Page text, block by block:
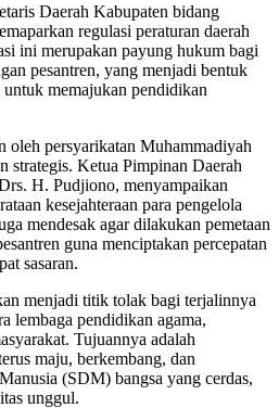
Daerah Kabupaten bidang
regulasi peraturan daerah
ini merupakan payung hukum bagi
pesantren, yang menjadi bentuk
memajukan pendidikan
oleh persyarikatan Muhammadiyah
strategis. Ketua Pimpinan Daerah
H. Pudjiono, menyampaikan
kesejahteraan para pengelola
mendesak agar dilakukan pemetaan
guna menciptakan percepatan
sasaran.
menjadi titik tolak bagi terjalinnya
lembaga pendidikan agama,
Tujuannya adalah
maju, berkembang, dan
(SDM) bangsa yang cerdas,
unggul.